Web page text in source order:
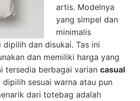
artis. Modelnya
yang simpel dan
minimalis
dan disukai. Tas ini
dan memiliki harga yang
tersedia berbagai varian casual
dipilih sesuai warna atau pun
dari totebag adalah